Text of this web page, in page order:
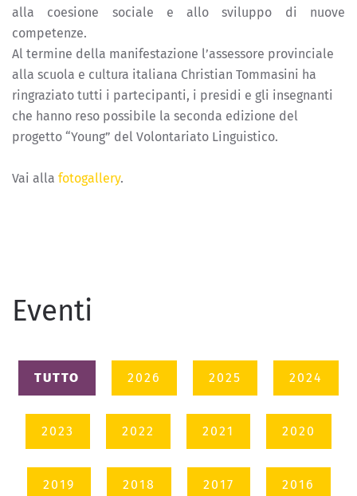
alla coesione sociale e allo sviluppo di nuove
competenze.
Al termine della manifestazione l’assessore provinciale
alla scuola e cultura italiana Christian Tommasini ha
ringraziato tutti i partecipanti, i presidi e gli insegnanti
che hanno reso possibile la seconda edizione del
progetto “Young” del Volontariato Linguistico.
Vai alla fotogallery.
Eventi
TUTTO 2026 2025 2024
2023 2022 2021 2020
2019 2018 2017 2016